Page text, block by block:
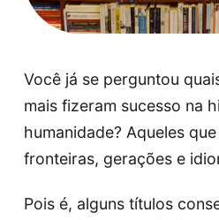
Você já se perguntou
mais fizeram sucesso na
humanidade? Aqueles
fronteiras, gerações e
Pois é, alguns títulos